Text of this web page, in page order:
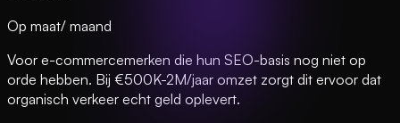
Op maat/ maand
Voor e-commercemerken die hun SEO-basis nog niet op
orde hebben. Bij €500K-2M/jaar omzet zorgt dit ervoor dat
organisch verkeer echt geld oplevert.